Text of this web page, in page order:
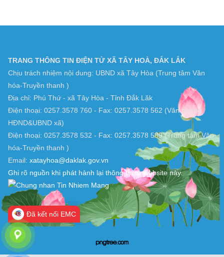
TRANG THÔNG TIN ĐIỆN TỬ XÃ TÂY HOÀ, ĐẮK LẮK
Chịu trách nhiệm nội dung: UBND xã Tây Hòa (Trung tâm Văn
hóa-Truyền thanh )
Địa chỉ: Phú Thứ - xã Tây Hòa - Tỉnh Đắk Lăk
Điện thoại: 0257.3578 760 - Fax: 0257.3578 562 (Văn phòng
HĐND&UBND xã)
Điện thoại: 0257.3578 532 - Fax: 0257.3578 589 (Trung tâm Văn
hóa-Truyền thanh )
Email:xatayhoa@daklak.gov.vn
Ghi rõ nguồn khi phát hành lại thông tin từ website này.